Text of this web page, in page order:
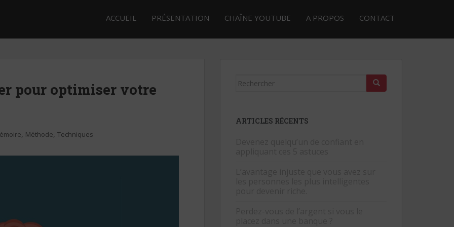
ACCUEIL PRÉSENTATION CHAÎNE YOUTUBE A PROPOS CONTACT
pour optimiser votre
, Méthode, Techniques
Rechercher...
ARTICLES RÉCENTS